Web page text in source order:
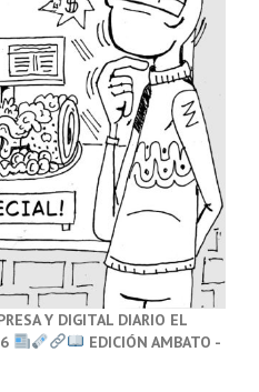
Y DIGITAL DIARIO EL
EDICIÓN AMBATO -